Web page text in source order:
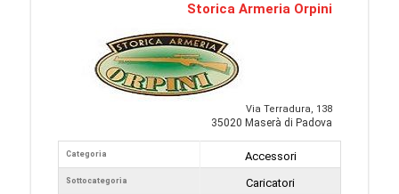
Storica Armeria Orpini
Via Terradura, 138
35020 Maserà di Padova
Categoria
Sottocategoria
Accessori
Caricatori